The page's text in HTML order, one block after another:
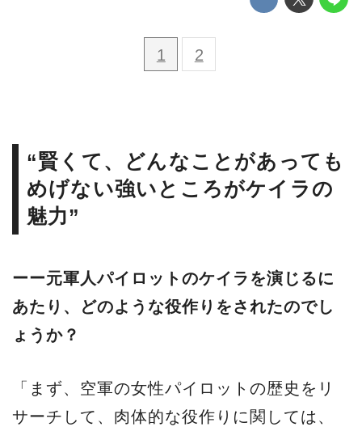
1 2
“賢くて、どんなことがあっても
めげない強いところがケイラの
魅力”
ーー元軍人パイロットのケイラを演じるに
あたり、どのような役作りをされたのでし
ょうか？
「まず、空軍の女性パイロットの歴史をリ
サーチして、肉体的な役作りに関しては、